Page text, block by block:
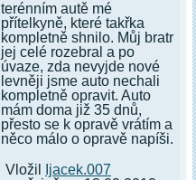
terénním autě mé
přítelkyně, které takřka
kompletně shnilo. Můj bratr
jej celé rozebral a po
úvaze, zda nevyjde nové
levněji jsme auto nechali
kompletně opravit. Auto
mám doma již 35 dnů,
přesto se k opravě vrátím a
něco málo o opravě napíši.
Vložil
Ijacek.007